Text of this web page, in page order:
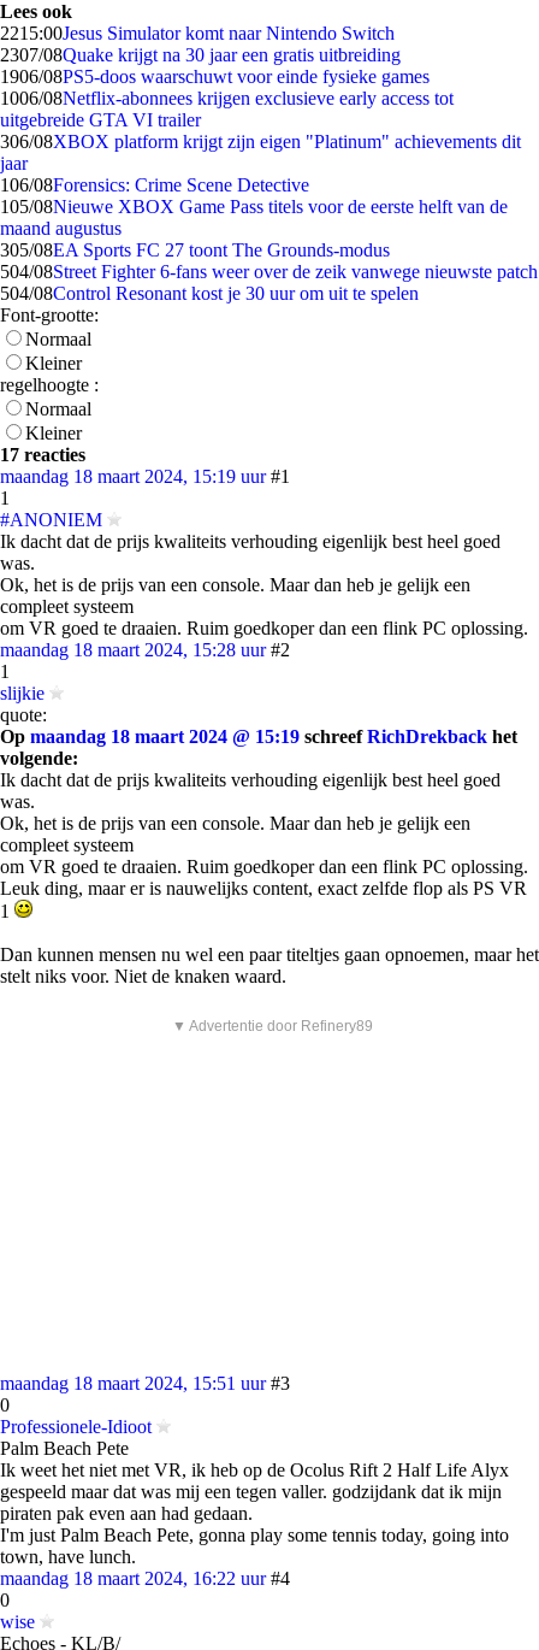
Lees ook
2215:00Jesus Simulator komt naar Nintendo Switch
2307/08Quake krijgt na 30 jaar een gratis uitbreiding
1906/08PS5-doos waarschuwt voor einde fysieke games
1006/08Netflix-abonnees krijgen exclusieve early access tot
uitgebreide GTA VI trailer
306/08XBOX platform krijgt zijn eigen "Platinum" achievements dit
jaar
106/08Forensics: Crime Scene Detective
105/08Nieuwe XBOX Game Pass titels voor de eerste helft van de
maand augustus
305/08EA Sports FC 27 toont The Grounds-modus
504/08Street Fighter 6-fans weer over de zeik vanwege nieuwste patch
504/08Control Resonant kost je 30 uur om uit te spelen
Font-grootte:
Normaal
Kleiner
regelhoogte :
Normaal
Kleiner
17 reacties
maandag 18 maart 2024, 15:19 uur #1
1
#ANONIEM
Ik dacht dat de prijs kwaliteits verhouding eigenlijk best heel goed
was.
Ok, het is de prijs van een console. Maar dan heb je gelijk een
compleet systeem
om VR goed te draaien. Ruim goedkoper dan een flink PC oplossing.
maandag 18 maart 2024, 15:28 uur #2
1
slijkie
quote:
Op maandag 18 maart 2024 @ 15:19 schreefRichDrekback het
volgende:
Ik dacht dat de prijs kwaliteits verhouding eigenlijk best heel goed
was.
Ok, het is de prijs van een console. Maar dan heb je gelijk een
compleet systeem
om VR goed te draaien. Ruim goedkoper dan een flink PC oplossing.
Leuk ding, maar er is nauwelijks content, exact zelfde flop als PS VR
1
Dan kunnen mensen nu wel een paar titeltjes gaan opnoemen, maar het
stelt niks voor. Niet de knaken waard.
▼ Advertentie door Refinery89
maandag 18 maart 2024, 15:51 uur #3
0
Professionele-Idioot
Palm Beach Pete
Ik weet het niet met VR, ik heb op de Ocolus Rift 2 Half Life Alyx
gespeeld maar dat was mij een tegen valler. godzijdank dat ik mijn
piraten pak even aan had gedaan.
I'm just Palm Beach Pete, gonna play some tennis today, going into
town, have lunch.
maandag 18 maart 2024, 16:22 uur #4
0
wise
Echoes - KL/B/